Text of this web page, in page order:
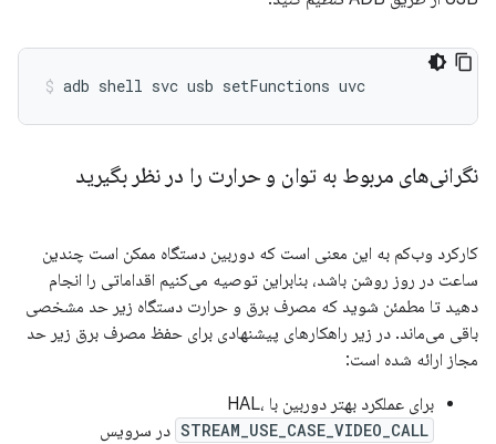
adb shell svc usb setFunctions uvc
نگرانی‌های مربوط به توان و حرارت را در نظر بگیرید
کارکرد وب‌کم به این معنی است که دوربین دستگاه ممکن است چندین
ساعت در روز روشن باشد، بنابراین توصیه می‌کنیم اقداماتی را انجام
دهید تا مطمئن شوید که مصرف برق و حرارت دستگاه زیر حد مشخصی
باقی می‌ماند. در زیر راهکارهای پیشنهادی برای حفظ مصرف برق زیر حد
مجاز ارائه شده است:
برای عملکرد بهتر دوربین با HAL،
STREAM_USE_CASE_VIDEO_CALL در سرویس